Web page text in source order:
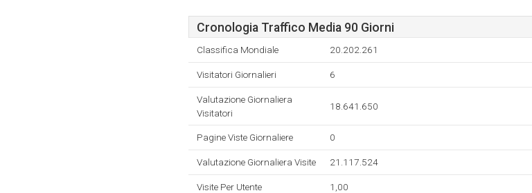
Cronologia Traffico Media 90 Giorni
Classifica Mondiale 20.202.261
Visitatori Giornalieri 6
Valutazione Giornaliera
Visitatori
18.641.650
Pagine Viste Giornaliere 0
Valutazione Giornaliera Visite 21.117.524
Visite Per Utente 1,00